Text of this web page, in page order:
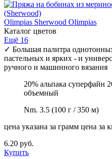
Olimpias Sherwood Olimpias
Каталог цветов
Ещё 16
✓ Большая палитра
пастельных и ярких - и
ручного и машинного вязания
20% альпака суперфайн
объемный
Nm. 3.5 (100 г / 350 м)
цена указана за грамм цена за
6.20 руб.
Купить